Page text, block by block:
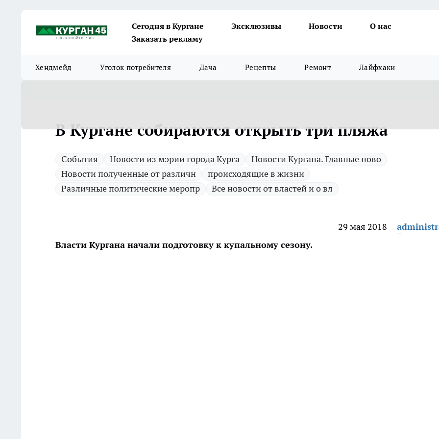
Сегодня в Кургане Эксклюзивы Новости
О нас
Заказать рекламу
Хендмейд Уголок потребителя Дача Рецепты Ремонт Лайфхаки
В Кургане собираются открыть три пляжа
Cобытия Новости из мэрии города Курга
Новости Кургана. Главные ново
Новости полученные от различн
происходящие в жизни
Различные политические меропр
Все новости от властей и о вл
29 мая 2018
Власти Кургана начали подготовку к купальному сезону.